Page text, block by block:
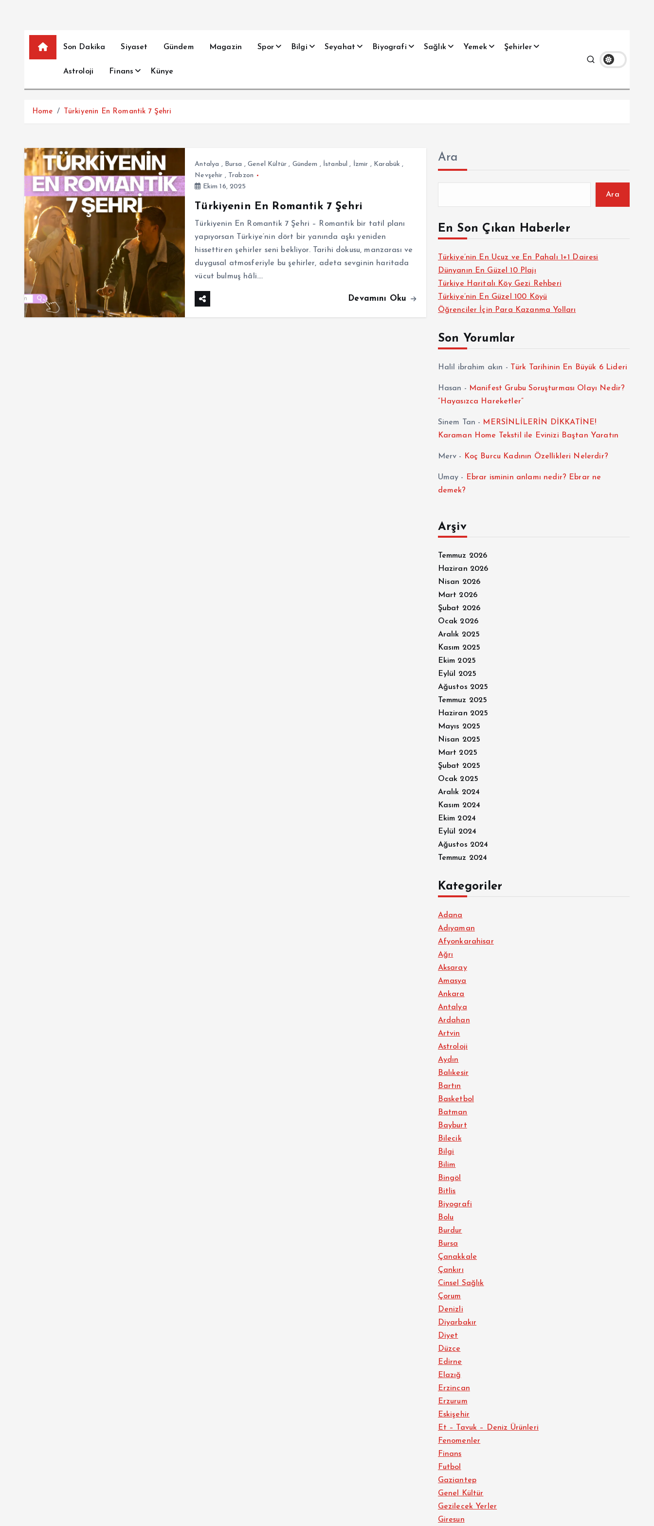
Son Dakika Siyaset Gündem Magazin Spor Bilgi Seyahat Biyografi Sağlık Yemek Şehirler
Astroloji Finans Künye
Home Türkiyenin En Romantik 7 Şehri
Antalya , Bursa ,Genel Kültür , Gündem , İstanbul , İzmir , Karabük ,
Nevşehir , Trabzon
Ekim 16, 2025
Türkiyenin En Romantik 7 Şehri
Türkiyenin En Romantik 7 Şehri – Romantik bir tatil planı
yapıyorsan Türkiye’nin dört bir yanında aşkı yeniden
hissettiren şehirler seni bekliyor. Tarihi dokusu, manzarası ve
duygusal atmosferiyle bu şehirler, adeta sevginin haritada
vücut bulmuş hâli.…
Devamını Oku
Ara
Ara
En Son Çıkan Haberler
Türkiye’nin En Ucuz ve En Pahalı 1+1 Dairesi
Dünyanın En Güzel 10 Plajı
Türkiye Haritalı Köy Gezi Rehberi
Türkiye’nin En Güzel 100 Köyü
Öğrenciler İçin Para Kazanma Yolları
Son Yorumlar
Halil ibrahim akın - Türk Tarihinin En Büyük 6 Lideri
Hasan - Manifest Grubu Soruşturması Olayı Nedir?
“Hayasızca Hareketler”
Sinem Tan - MERSİNLİLERİN DİKKATİNE!
Karaman Home Tekstil ile Evinizi Baştan Yaratın
Merv - Koç Burcu Kadının Özellikleri Nelerdir?
Umay -
Ebrar isminin anlamı nedir? Ebrar ne
demek?
Arşiv
Temmuz 2026
Haziran 2026
Nisan 2026
Mart 2026
Şubat 2026
Ocak 2026
Aralık 2025
Kasım 2025
Ekim 2025
Eylül 2025
Ağustos 2025
Temmuz 2025
Haziran 2025
Mayıs 2025
Nisan 2025
Mart 2025
Şubat 2025
Ocak 2025
Aralık 2024
Kasım 2024
Ekim 2024
Eylül 2024
Ağustos 2024
Temmuz 2024
Kategoriler
Adana
Adıyaman
Afyonkarahisar
Ağrı
Aksaray
Amasya
Ankara
Antalya
Ardahan
Artvin
Astroloji
Aydın
Balıkesir
Bartın
Basketbol
Batman
Bayburt
Bilecik
Bilgi
Bilim
Bingöl
Bitlis
Biyografi
Bolu
Burdur
Bursa
Çanakkale
Çankırı
Cinsel Sağlık
Çorum
Denizli
Diyarbakır
Diyet
Düzce
Edirne
Elazığ
Erzincan
Erzurum
Eskişehir
Et – Tavuk – Deniz Ürünleri
Fenomenler
Finans
Futbol
Gaziantep
Genel Kültür
Gezilecek Yerler
Giresun